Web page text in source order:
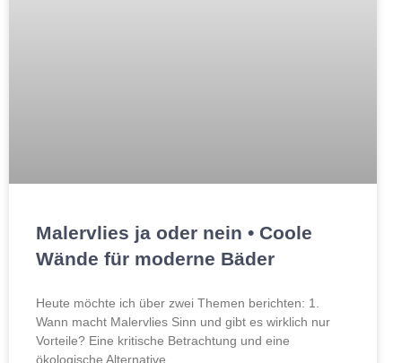
Malervlies ja oder nein • Coole
Wände für moderne Bäder
Heute möchte ich über zwei Themen berichten: 1.
Wann macht Malervlies Sinn und gibt es wirklich nur
Vorteile? Eine kritische Betrachtung und eine
ökologische Alternative.